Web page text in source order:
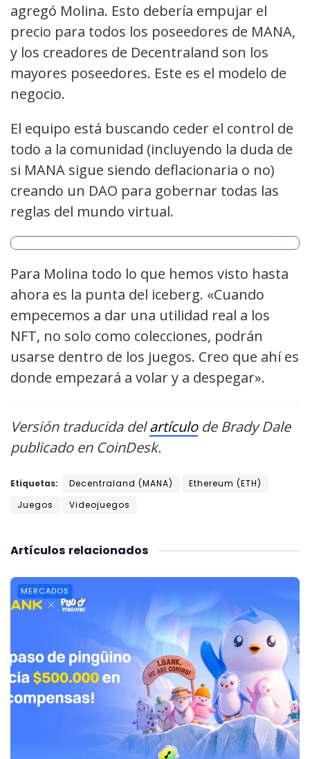
agregó Molina. Esto debería empujar el
precio para todos los poseedores de MANA,
y los creadores de Decentraland son los
mayores poseedores. Este es el modelo de
negocio.
El equipo está buscando ceder el control de
todo a la comunidad (incluyendo la duda de
si MANA sigue siendo deflacionaria o no)
creando un DAO para gobernar todas las
reglas del mundo virtual.
Para Molina todo lo que hemos visto hasta
ahora es la punta del iceberg. «Cuando
empecemos a dar una utilidad real a los
NFT, no solo como colecciones, podrán
usarse dentro de los juegos. Creo que ahí es
donde empezará a volar y a despegar».
Versión traducida delartículode Brady Dale
publicado en CoinDesk.
Etiquetas: Decentraland (MANA)
Ethereum (ETH)
Juegos
Videojuegos
relacionados
Artículos
MERCADOS